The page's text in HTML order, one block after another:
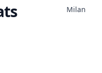
Milan